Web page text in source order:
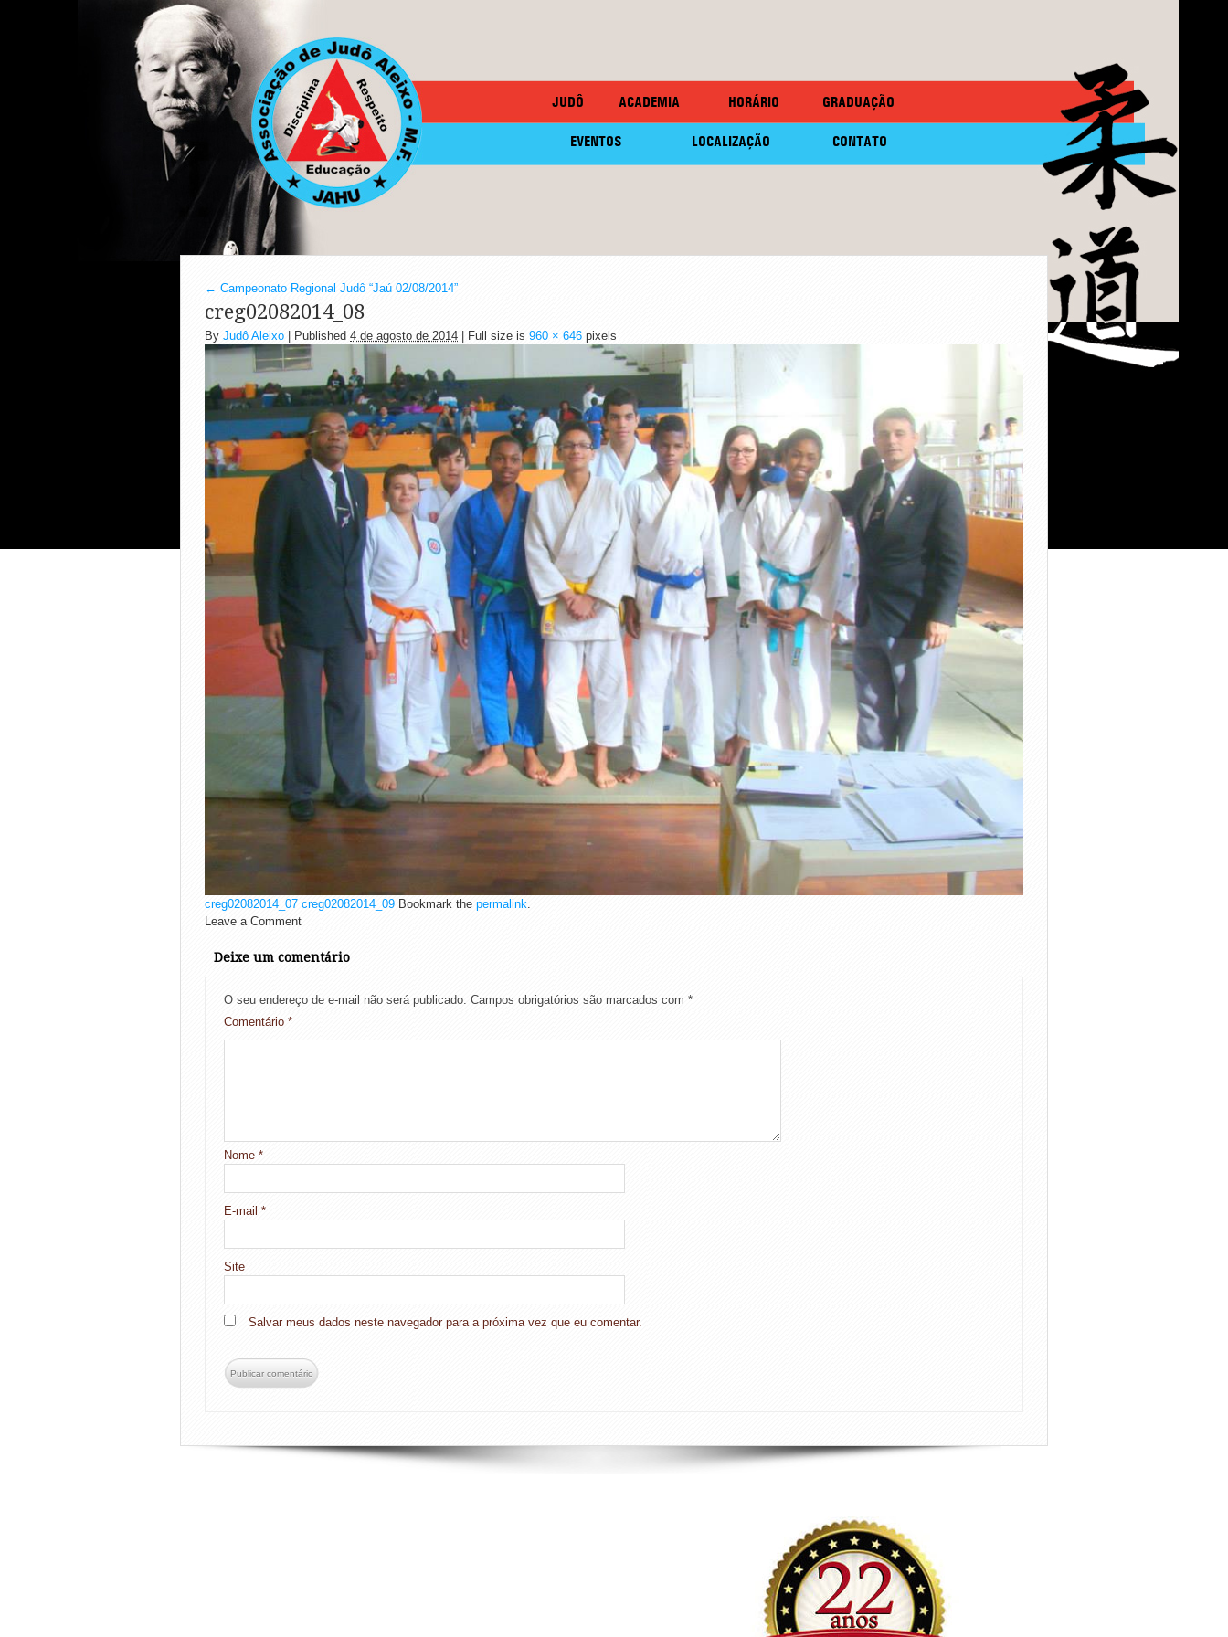
JUDÔ ACADEMIA HORÁRIO GRADUAÇÃO
EVENTOS LOCALIZAÇÃO CONTATO
← Campeonato Regional Judô “Jaú 02/08/2014”
creg02082014_08
By Judô Aleixo Published 4 de agosto de 2014 | Full size is 960 × 646 pixels
creg02082014_07 creg02082014_09 Bookmark the permalink
Leave a Comment
Deixe um comentário
O seu endereço de e-mail não será publicado. Campos obrigatórios são marcados com *
Comentário *
Nome *
E-mail *
Site
Salvar meus dados neste navegador para a próxima vez que eu comentar.